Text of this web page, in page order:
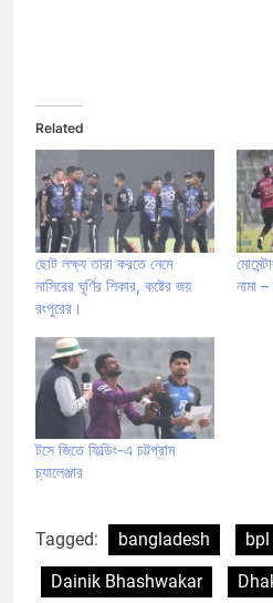
Related
ছোট লক্ষ্য তারা করতে নেমে
নাসিরের ঘূর্ণির শিকার, কষ্টের জয়
রংপুরের।
নামা
টসে জিতে ফিল্ডিং-এ চট্টগ্রাম
চ্যালেঞ্জার
Tagged: bangladesh
bpl
Dainik Bhashwakar